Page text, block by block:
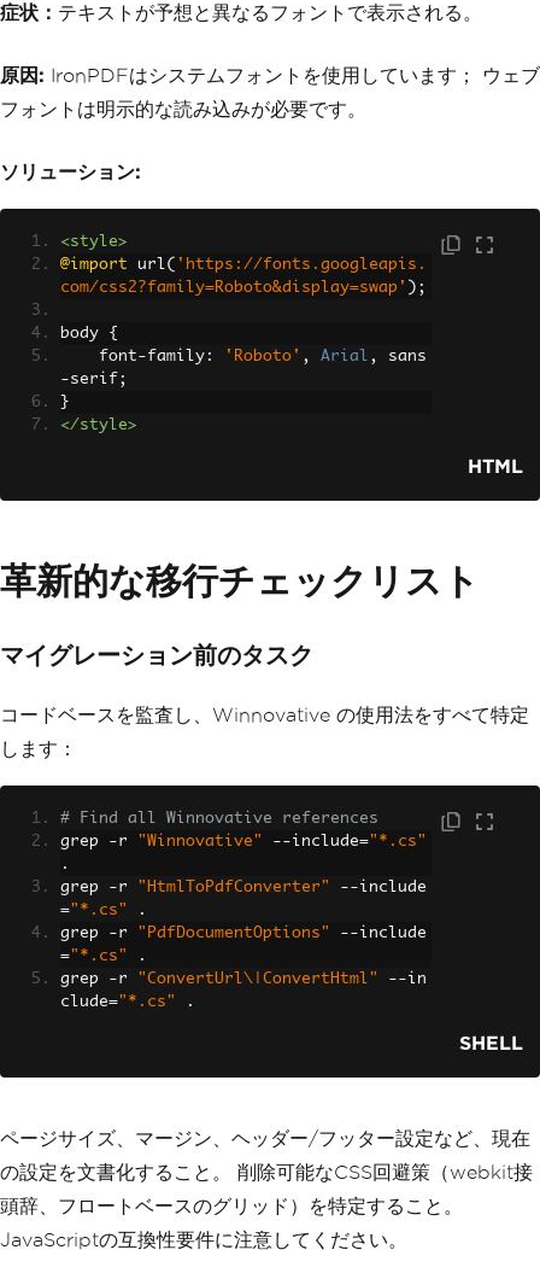
症状： テキストが予想と異なるフォントで表示される。
原因: IronPDFはシステムフォントを使用しています； ウェブ
フォントは明示的な読み込みが必要です。
ソリューション:
<style>
@import url( 'https://fonts.googleapis.
com/css2?family=Roboto&display=swap' );
body {
    font
-family : 'Roboto' , Arial ,
sans
-serif ;
}
</style>
HTML
革新的な移行チェックリスト
マイグレーション前のタスク
コードベースを監査し、Winnovative の使用法をすべて特定
します：
# Find all Winnovative references
grep -r "Winnovative" --include="*.cs"
.
grep -r "HtmlToPdfConverter" --include
="*.cs"
.
grep -r "PdfDocumentOptions" --include
="*.cs"
.
grep -r "ConvertUrl\|ConvertHtml" --in
clude="*.cs" .
SHELL
ページサイズ、マージン、ヘッダー/フッター設定など、現在
の設定を文書化すること。 削除可能なCSS回避策（webkit接
頭辞、フロートベースのグリッド）を特定すること。
JavaScriptの互換性要件に注意してください。